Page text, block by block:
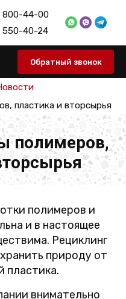
800-44-00
550-40-24
Обратный звонок
пластика и вторсырья
полимеров,
полимеров и
и в настоящее
Рециклинг
природу от
пластика.
внимательно